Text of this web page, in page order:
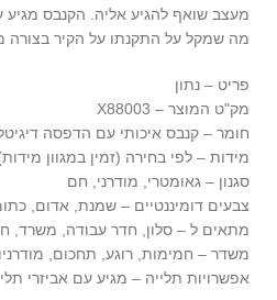
מעצב שואף להגיע אליה. הקנבס מגיע
מה שמקל על התקנתו על הקיר בצורה
פריט – נתון
מק"ט המוצר – X88003
חומר – קנבס איכותי עם הדפסה
מידות – לפי בחירה (זמין במגוון
סגנון – גאומטרי, מודרני, חם
צבעים דומיננטיים – שמנת, אדום,
מתאים ל – סלון, חדר עבודה, משרד,
משדר – חמימות, רוגע, תחכום,
אפשרויות תלייה – מגיע עם אביזרי